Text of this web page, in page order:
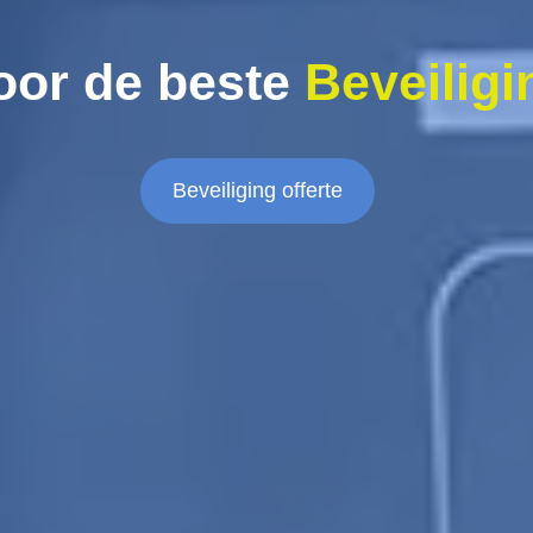
de beste
Beveiliging offerte